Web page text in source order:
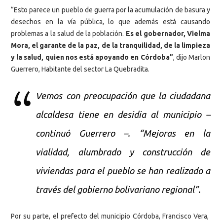
“Esto parece un pueblo de guerra por la acumulación de basura y
desechos en la vía pública, lo que además está causando
problemas a la salud de la población. Es el gobernador, Vielma
Mora, el garante de la paz, de la tranquilidad, de la limpieza
y la salud, quien nos está apoyando en Córdoba”, dijo Marlon
Guerrero, Habitante del sector La Quebradita.
Vemos con preocupación que la ciudadana
alcaldesa tiene en desidia al municipio –
continuó Guerrero –. “Mejoras en la
vialidad, alumbrado y construcción de
viviendas para el pueblo se han realizado a
través del gobierno bolivariano regional”.
Por su parte, el prefecto del municipio Córdoba, Francisco Vera,